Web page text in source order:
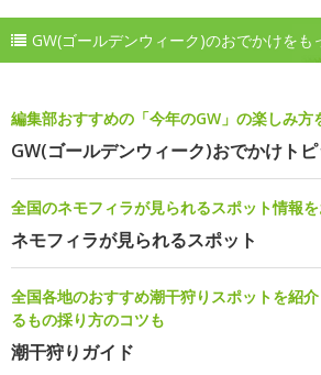
GW(ゴールデンウィーク)のおでかけをも
編集部おすすめの「今年のGW」の楽しみ方
GW(ゴールデンウィーク)おでかけト
全国のネモフィラが見られるスポット情報
ネモフィラが見られるスポット
全国各地のおすすめ潮干狩りスポットを紹
るもの採り方のコツも
潮干狩りガイド